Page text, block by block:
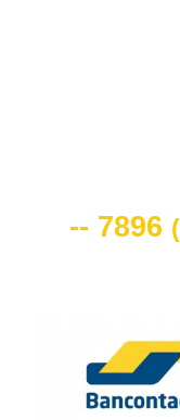
-- 7896 (